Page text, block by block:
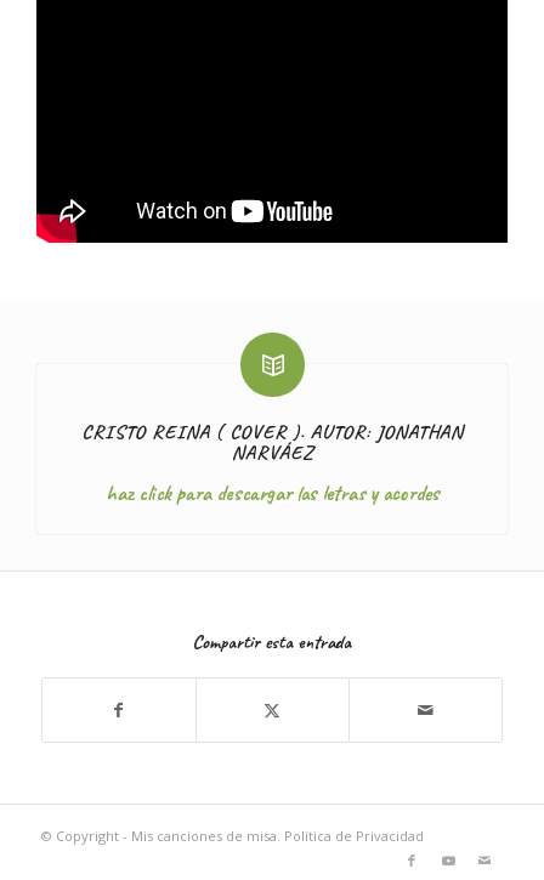
CRISTO REINA ( COVER ). AUTOR: JONATHAN
NARVÁEZ
haz click para descargar las letras y acordes
Compartir esta entrada
© Copyright - Mis canciones de misa. Política de Privacidad